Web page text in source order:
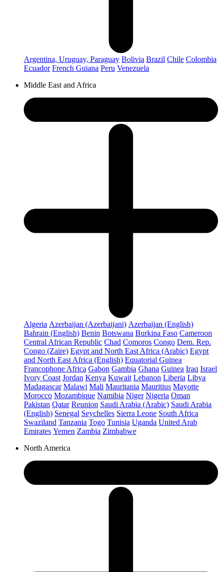
Argentina, Uruguay, Paraguay Bolivia Brazil Chile Colombia
Ecuador French Guiana Peru Venezuela
Middle East and Africa
Algeria Azerbaijan (Azerbaijani) Azerbaijan (English)
Bahrain (English) Benin Botswana Burkina Faso Cameroon
Central African Republic Chad Comoros Congo Dem. Rep.
Congo (Zaire) Egypt and North East Africa (Arabic) Egypt
and North East Africa (English) Equatorial Guinea
Francophone Africa Gabon Gambia Ghana Guinea Iraq Israel
Ivory Coast Jordan Kenya Kuwait Lebanon Liberia Libya
Madagascar Malawi Mali Mauritania Mauritius Mayotte
Morocco Mozambique Namibia Niger Nigeria Oman
Pakistan Qatar Reunion Saudi Arabia (Arabic) Saudi Arabia
(English) Senegal Seychelles Sierra Leone South Africa
Swaziland Tanzania Togo Tunisia Uganda United Arab
Emirates Yemen Zambia Zimbabwe
North America